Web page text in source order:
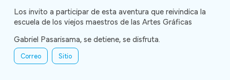
Los invito a participar de esta aventura que reivindica la
escuela de los viejos maestros de las Artes Gráficas
Gabriel Pasarisama, se detiene, se disfruta.
Correo Sitio